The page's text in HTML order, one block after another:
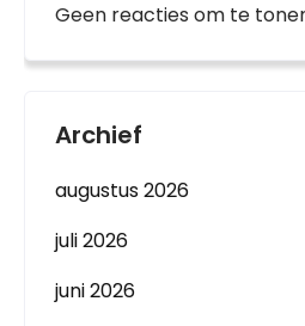
Geen reacties om te
Archief
augustus 2026
juli 2026
juni 2026